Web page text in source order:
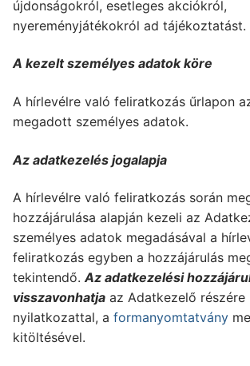
újdonságokról, esetleges akciókról,
nyereményjátékokról ad tájékoztatást.
A kezelt személyes adatok köre
A hírlevélre való feliratkozás űrlapon
megadott személyes adatok.
Az adatkezelés jogalapja
A hírlevélre való feliratkozás során
hozzájárulása alapján kezeli az
személyes adatok megadásával a
feliratkozás egyben a hozzájárulás
tekintendő.Az adatkezelési
visszavonhatja az Adatkezelő
nyilatkozattal, a formanyomtatvány
kitöltésével.